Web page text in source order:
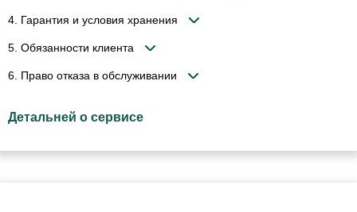
4. Гарантия и условия хранения
5. Обязанности клиента
6. Право отказа в обслуживании
Детальней о сервисе